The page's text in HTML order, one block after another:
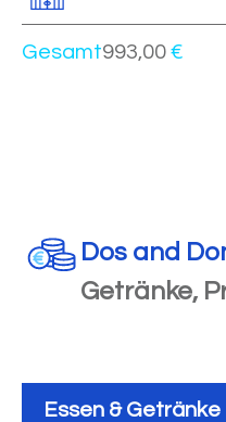
Gesamt993,00 €
Dos and
Getränke,
Essen & Getränke